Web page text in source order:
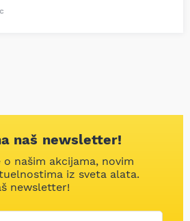
naš newsletter!
o našim akcijama, novim
iz sveta alata.
newsletter!